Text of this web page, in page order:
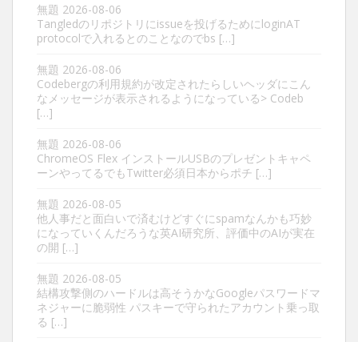
無題 2026-08-06
Tangledのリポジトリにissueを投げるためにloginAT
protocolで入れるとのことなのでbs […]
無題 2026-08-06
Codebergの利用規約が改定されたらしいヘッダにこん
なメッセージが表示されるようになっている> Codeb
[…]
無題 2026-08-06
ChromeOS Flex インストールUSBのプレゼントキャペ
ーンやってるでもTwitter必須日本からポチ […]
無題 2026-08-05
他人事だと面白いで済むけどすぐにspamなんかも巧妙
になっていくんだろうな英AI研究所、評価中のAIが実在
の開 […]
無題 2026-08-05
結構攻撃側のハードルは高そうかなGoogleパスワードマ
ネジャーに脆弱性 パスキーで守られたアカウント乗っ取
る […]